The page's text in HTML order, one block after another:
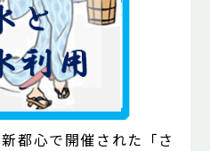
都心で開催された「さ